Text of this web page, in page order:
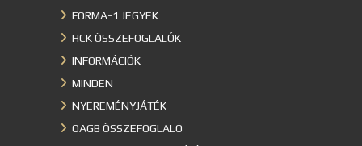
FORMA-1 JEGYEK
HCK ÖSSZEFOGLALÓK
INFORMÁCIÓK
MINDEN
NYEREMÉNYJÁTÉK
OAGB ÖSSZEFOGLALÓ